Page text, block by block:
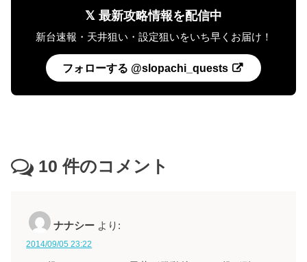
𝕏 最新攻略情報を配信中
新台速報・天井狙い・設定狙いをいち早くお届け！
フォローする @slopachi_quests
10 件のコメント
ナナシー より:
2014/09/05 23:22